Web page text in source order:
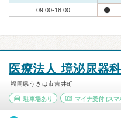
09:00-18:00
医療法人 境泌尿器
福岡県うきは市吉井町
駐車場あり マイナ受付(スマ